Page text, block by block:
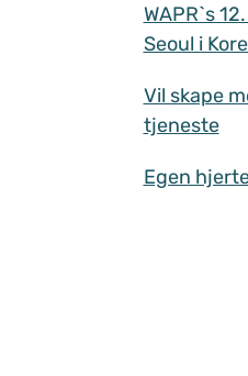
WAPR`s
Seoul i
Vil skape
tjeneste
Egen